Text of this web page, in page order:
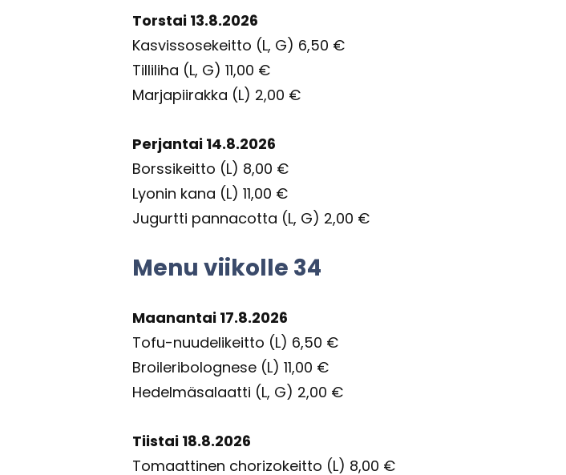
Tors­tai 13.8.2026
Kas­vis­so­se­keit­to (L, G) 6,50 €
Til­li­li­ha (L, G) 11,00 €
Mar­ja­pii­rak­ka (L) 2,00 €
Per­jan­tai 14.8.2026
Bors­si­keit­to (L) 8,00 €
Ly­onin kana (L) 11,00 €
Ju­gurt­ti pan­nacot­ta (L, G) 2,00 €
Menu vii­kol­le 34
Maa­nan­tai 17.8.2026
Tofu-​nuudelikeitto (L) 6,50 €
Broi­le­ri­bo­log­ne­se (L) 11,00 €
He­del­mä­sa­laat­ti (L, G) 2,00 €
Tiis­tai 18.8.2026
To­maat­ti­nen chorizokeitto (L) 8,00 €